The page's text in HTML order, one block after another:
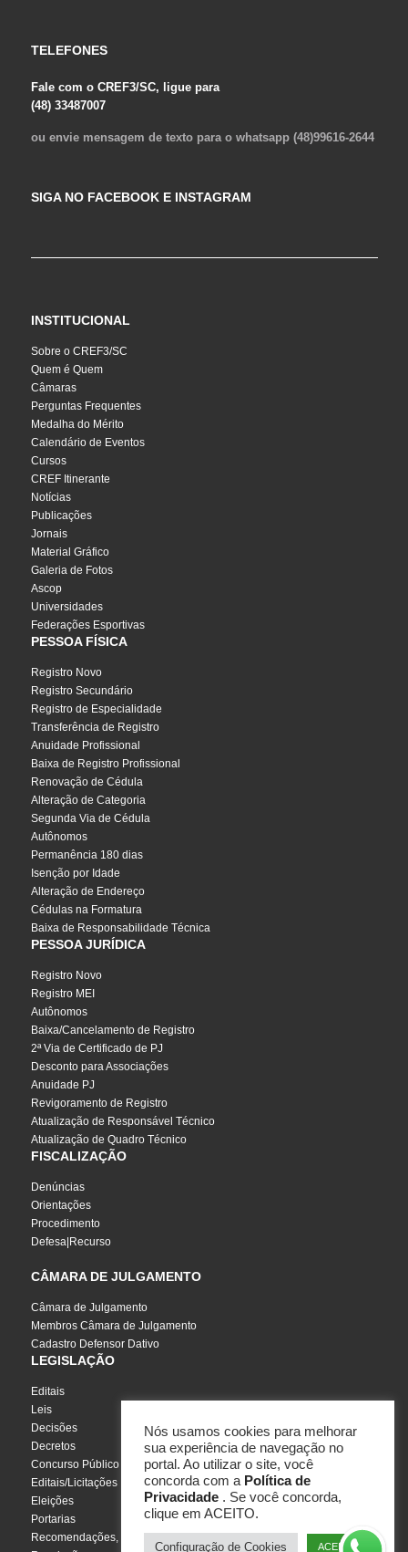
TELEFONES
Fale com o CREF3/SC, ligue para
(48) 33487007
ou envie mensagem de texto para o whatsapp (48)99616-2644
SIGA NO FACEBOOK E INSTAGRAM
INSTITUCIONAL
Sobre o CREF3/SC
Quem é Quem
Câmaras
Perguntas Frequentes
Medalha do Mérito
Calendário de Eventos
Cursos
CREF Itinerante
Notícias
Publicações
Jornais
Material Gráfico
Galeria de Fotos
Ascop
Universidades
Federações Esportivas
PESSOA FÍSICA
Registro Novo
Registro Secundário
Registro de Especialidade
Transferência de Registro
Anuidade Profissional
Baixa de Registro Profissional
Renovação de Cédula
Alteração de Categoria
Segunda Via de Cédula
Autônomos
Permanência 180 dias
Isenção por Idade
Alteração de Endereço
Cédulas na Formatura
Baixa de Responsabilidade Técnica
PESSOA JURÍDICA
Registro Novo
Registro MEI
Autônomos
Baixa/Cancelamento de Registro
2ª Via de Certificado de PJ
Desconto para Associações
Anuidade PJ
Revigoramento de Registro
Atualização de Responsável Técnico
Atualização de Quadro Técnico
FISCALIZAÇÃO
Denúncias
Orientações
Procedimento
Defesa|Recurso
CÂMARA DE JULGAMENTO
Câmara de Julgamento
Membros Câmara de Julgamento
Cadastro Defensor Dativo
LEGISLAÇÃO
Editais
Leis
Decisões
Decretos
Concurso Público
Editais/Licitações
Eleições
Portarias
Recomendações, Pareceres e Notas
Nós usamos cookies para melhorar
sua experiência de navegação no
portal. Ao utilizar o site, você
concorda com a Política de
Privacidade . Se você concorda,
clique em ACEITO.
Configuração de Cookies ACEITO